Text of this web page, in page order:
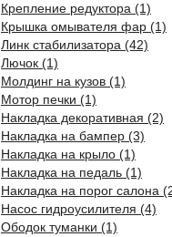
Крепление редуктора (1)
Крышка омывателя фар (1)
Линк стабилизатора (42)
Лючок (1)
Молдинг на кузов (1)
Мотор печки (1)
Накладка декоративная (2)
Накладка на бампер (3)
Накладка на крыло (1)
Накладка на педаль (1)
Накладка на порог салона
Насос гидроусилителя (4)
Ободок туманки (1)